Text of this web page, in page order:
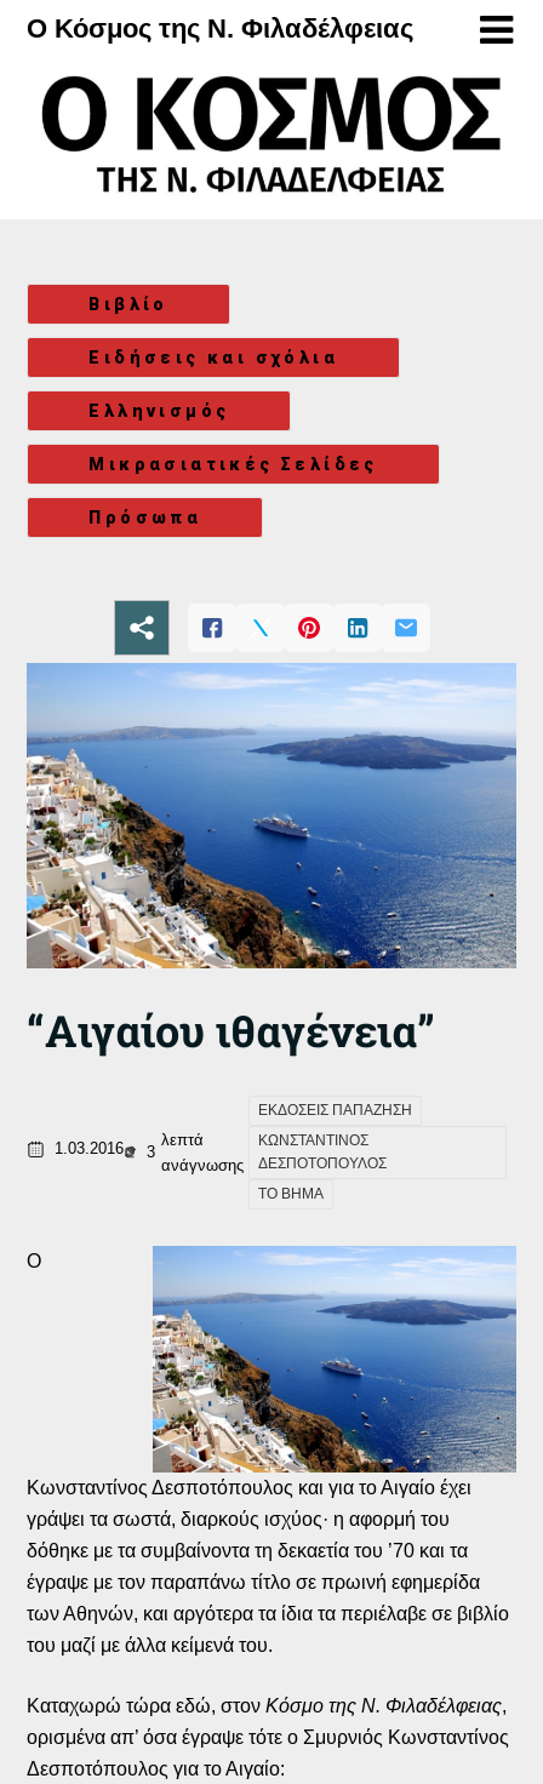
Μετάβαση
περιεχόμενο
Ο Κόσμος της Ν. Φιλαδέλφειας
Βιβλίο
Ειδήσεις και σχόλια
Ελληνισμός
Μικρασιατικές Σελίδες
Πρόσωπα
“Αιγαίου ιθαγένεια”
1.03.2016 3
λεπτά
ανάγνωσης
ΕΚΔΟΣΕΙΣ ΠΑΠΑΖΗΣΗ
ΚΩΝΣΤΑΝΤΙΝΟΣ
ΔΕΣΠΟΤΟΠΟΥΛΟΣ
ΤΟ ΒΗΜΑ
Ο
Κωνσταντίνος Δεσποτόπουλος και για το Αιγαίο έχει
γράψει τα σωστά, διαρκούς ισχύος· η αφορμή του
δόθηκε με τα συμβαίνοντα τη δεκαετία του ’70 και τα
έγραψε με τον παραπάνω τίτλο σε πρωινή εφημερίδα
των Αθηνών, και αργότερα τα ίδια τα περιέλαβε σε βιβλίο
του μαζί με άλλα κείμενά του.
Καταχωρώ τώρα εδώ, στονΚόσμο της Ν. Φιλαδέλφειας,
ορισμένα απ’ όσα έγραψε τότε ο Σμυρνιός Κωνσταντίνος
Δεσποτόπουλος για το Αιγαίο: